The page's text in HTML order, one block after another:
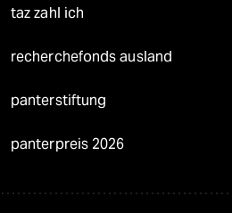
taz zahl ich
recherchefonds ausland
panterstiftung
panterpreis 2026